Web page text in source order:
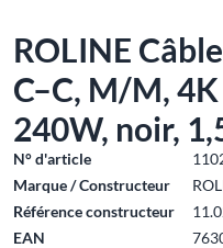
ROLINE
C–C, M/M,
240W, noir,
N° d'article
Marque / Constructeur
Référence constructeur
EAN